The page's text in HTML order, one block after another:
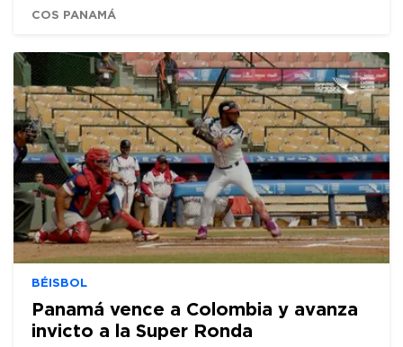
COS PANAMÁ
BÉISBOL
Panamá vence a Colombia y avanza
invicto a la Super Ronda